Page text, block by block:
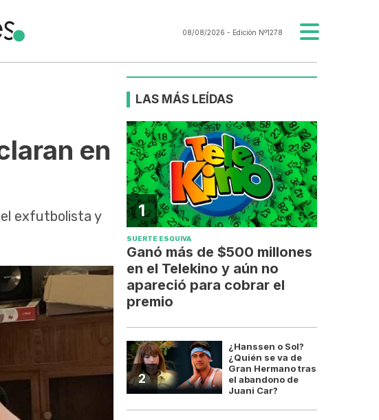
08/08/2026 - Edición Nº1278
en
exfutbolista y
LAS MÁS LEÍDAS
1
SUERTE ESQUIVA
Ganó más de $500 millones
en el Telekino y aún no
apareció para cobrar el
premio
2
¿Hanssen o Sol?
¿Quién se va de
Gran Hermano tras
el abandono de
Juani Car?